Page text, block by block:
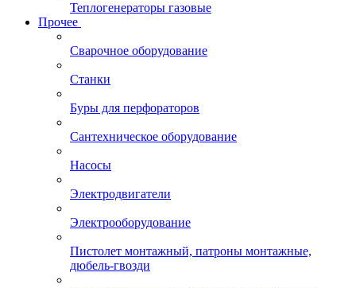
Теплогенераторы газовые
Прочее
Сварочное оборудование
Станки
Буры для перфораторов
Сантехническое оборудование
Насосы
Электродвигатели
Электрооборудование
Пистолет монтажный, патроны монтажные,
дюбель-гвозди